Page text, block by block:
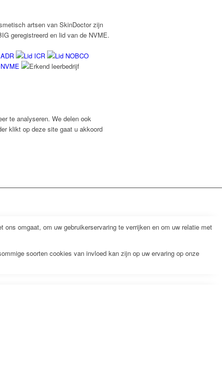
artsen van SkinDoctor zijn
geregistreerd en lid van de NVME.
te analyseren. We delen ook
klikt op deze site gaat u akkoord
omgaat, om uw gebruikerservaring te verrijken en om uw relatie met
soorten cookies van invloed kan zijn op uw ervaring op onze